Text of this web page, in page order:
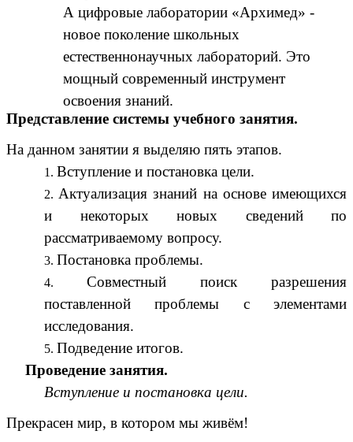
А цифровые лаборатории «Архимед» -
новое поколение школьных
естественнонаучных лабораторий. Это
мощный современный инструмент
освоения знаний.
Представление системы учебного занятия.
На данном занятии я выделяю пять этапов.
Вступление и постановка цели.
Актуализация знаний на основе имеющихся
и некоторых новых сведений по
рассматриваемому вопросу.
Постановка проблемы.
Совместный поиск разрешения
поставленной проблемы с элементами
исследования.
Подведение итогов.
Проведение занятия.
Вступление и постановка цели.
Прекрасен мир, в котором мы живём!